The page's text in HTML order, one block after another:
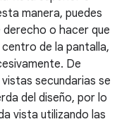
manera, puedes
o hacer que
de la pantalla,
De
secundarias se
del diseño, por lo
vista utilizando las